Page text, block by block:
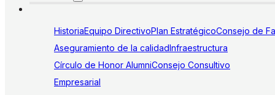
HistoriaEquipo DirectivoPlan EstratégicoConsejo de
Aseguramiento de la calidadInfraestructura
Círculo de Honor AlumniConsejo Consultivo
Empresarial